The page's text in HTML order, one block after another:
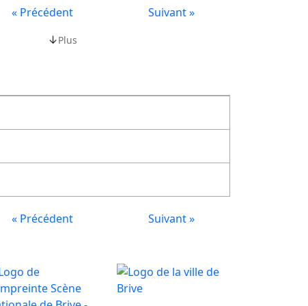
« Précédent
Suivant »
↓Plus
« Précédent Suivant »